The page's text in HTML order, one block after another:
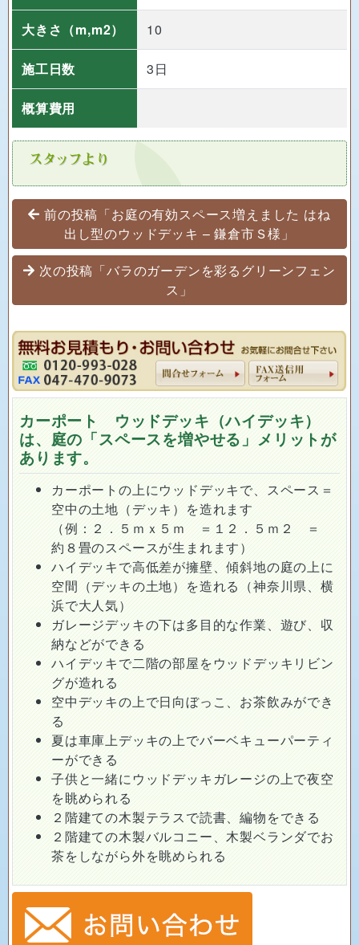
大きさ （m,m2） 10
施工日数 3日
概算費用
投稿ナビゲーション
前の投稿「お庭の有効スペース増えました はね
出し型のウッドデッキ – 鎌倉市Ｓ様」
次の投稿「バラのガーデンを彩るグリーンフェン
ス」
カーポート ウッドデッキ（ハイデッキ）
は、庭の「スペースを増やせる」メリットが
あります。
カーポートの上にウッドデッキで、スペース＝
空中の土地（デッキ）を造れます
（例：２．５ｍｘ５ｍ ＝１２．５ｍ２ ＝
約８畳のスペースが生まれます）
ハイデッキで高低差が擁壁、傾斜地の庭の上に
空間（デッキの土地）を造れる（神奈川県、横
浜で大人気）
ガレージデッキの下は多目的な作業、遊び、収
納などができる
ハイデッキで二階の部屋をウッドデッキリビン
グが造れる
空中デッキの上で日向ぼっこ、お茶飲みができ
る
夏は車庫上デッキの上でバーベキューパーティ
ーができる
子供と一緒にウッドデッキガレージの上で夜空
を眺められる
２階建ての木製テラスで読書、編物をできる
２階建ての木製バルコニー、木製ベランダでお
茶をしながら外を眺められる